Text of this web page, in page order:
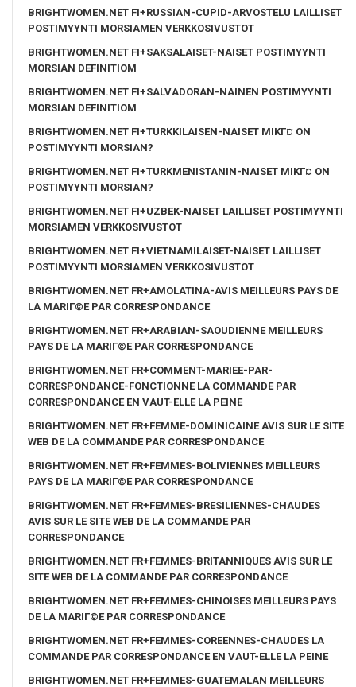
BRIGHTWOMEN.NET FI+RUSSIAN-CUPID-ARVOSTELU LAILLISET
POSTIMYYNTI MORSIAMEN VERKKOSIVUSTOT
BRIGHTWOMEN.NET FI+SAKSALAISET-NAISET POSTIMYYNTI
MORSIAN DEFINITIOM
BRIGHTWOMEN.NET FI+SALVADORAN-NAINEN POSTIMYYNTI
MORSIAN DEFINITIOM
BRIGHTWOMEN.NET FI+TURKKILAISEN-NAISET MIKГ¤ ON
POSTIMYYNTI MORSIAN?
BRIGHTWOMEN.NET FI+TURKMENISTANIN-NAISET MIKГ¤ ON
POSTIMYYNTI MORSIAN?
BRIGHTWOMEN.NET FI+UZBEK-NAISET LAILLISET POSTIMYYNTI
MORSIAMEN VERKKOSIVUSTOT
BRIGHTWOMEN.NET FI+VIETNAMILAISET-NAISET LAILLISET
POSTIMYYNTI MORSIAMEN VERKKOSIVUSTOT
BRIGHTWOMEN.NET FR+AMOLATINA-AVIS MEILLEURS PAYS DE
LA MARIГ©E PAR CORRESPONDANCE
BRIGHTWOMEN.NET FR+ARABIAN-SAOUDIENNE MEILLEURS
PAYS DE LA MARIГ©E PAR CORRESPONDANCE
BRIGHTWOMEN.NET FR+COMMENT-MARIEE-PAR-
CORRESPONDANCE-FONCTIONNE LA COMMANDE PAR
CORRESPONDANCE EN VAUT-ELLE LA PEINE
BRIGHTWOMEN.NET FR+FEMME-DOMINICAINE AVIS SUR LE SITE
WEB DE LA COMMANDE PAR CORRESPONDANCE
BRIGHTWOMEN.NET FR+FEMMES-BOLIVIENNES MEILLEURS
PAYS DE LA MARIГ©E PAR CORRESPONDANCE
BRIGHTWOMEN.NET FR+FEMMES-BRESILIENNES-CHAUDES
AVIS SUR LE SITE WEB DE LA COMMANDE PAR
CORRESPONDANCE
BRIGHTWOMEN.NET FR+FEMMES-BRITANNIQUES AVIS SUR LE
SITE WEB DE LA COMMANDE PAR CORRESPONDANCE
BRIGHTWOMEN.NET FR+FEMMES-CHINOISES MEILLEURS PAYS
DE LA MARIГ©E PAR CORRESPONDANCE
BRIGHTWOMEN.NET FR+FEMMES-COREENNES-CHAUDES LA
COMMANDE PAR CORRESPONDANCE EN VAUT-ELLE LA PEINE
BRIGHTWOMEN.NET FR+FEMMES-GUATEMALAN MEILLEURS